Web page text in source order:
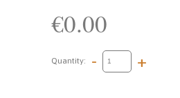
€0.00
Quantity: - +